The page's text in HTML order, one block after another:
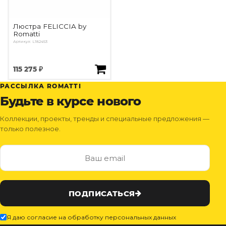
Мебель
Стулья
Столы и столики
Кровати и матрасы
Комоды и тумбы
Полки и стеллажи
Мебель по назначению
Мебель для HoReCa
Шкафы и гардеробные на заказ
Офисная мебель
Люстра FELICCIA by
Romatti
Артикул: L182453
115 275 ₽
РАССЫЛКА ROMATTI
Будьте в курсе нового
Коллекции, проекты, тренды и специальные предложения —
только полезное.
ПОДПИСАТЬСЯ
Я даю согласие на обработку персональных данных